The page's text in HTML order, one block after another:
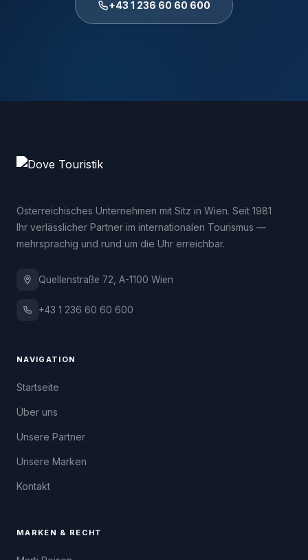
+43 1 236 60 60 600
Österreichisches Unternehmen mit Sitz in Wien. Seit 1981
Ihr verlässlicher Partner im internationalen Tourismus —
mehrsprachig und rund um die Uhr erreichbar.
Quellenstraße 72, A-1100 Wien
+43 1 236 60 60 600
NAVIGATION
Startseite
Über uns
Unsere Partner
Unsere Marken
Kontakt
MARKEN & RECHT